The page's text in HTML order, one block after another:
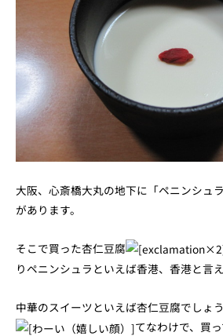
大阪、心斎橋大丸の地下に「ペニンシュ
があります。
そこで買った杏仁豆腐
りペニンシュラといえば香港、香港と言
中華のスイーツといえば杏仁豆腐でしょう
てなわけで、買っ